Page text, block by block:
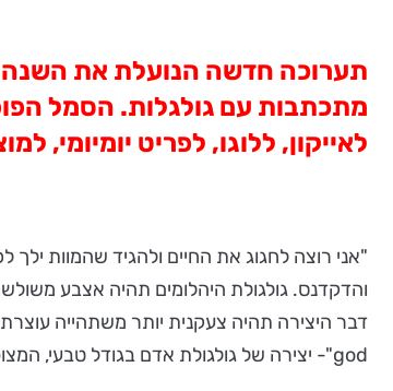
תערוכה חדשה הנועלת את השנה
מתכתבות עם גולגלות. הסמל
לאייקון, ללוגו, לפריט יומיומי,
"אני רוצה לחגוג את החיים ולהגיד שהמוות
והדקדנס. גולגולת היהלומים תהיה אצבע
god"- יצירה של גולגולת אדם בגודל טבעי, המצופה באלפי יהלומים.